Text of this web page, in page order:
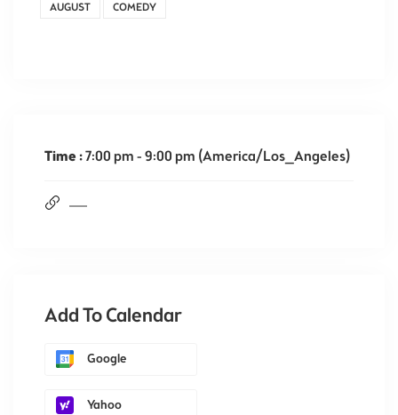
AUGUST COMEDY
Time :7:00 pm - 9:00 pm (America/Los_Angeles)
Add To Calendar
Google
Yahoo